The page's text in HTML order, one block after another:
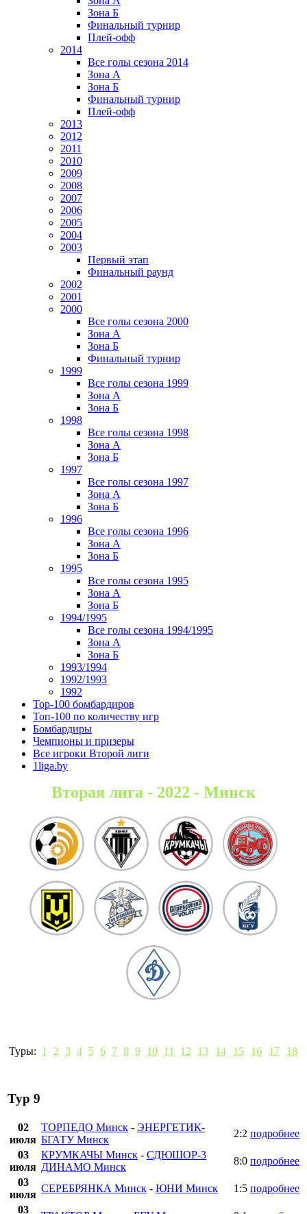
Зона Б
Финальный турнир
Плей-офф
2014
Все голы сезона 2014
Зона А
Зона Б
Финальный турнир
Плей-офф
2013
2012
2011
2010
2009
2008
2007
2006
2005
2004
2003
Первый этап
Финальный раунд
2002
2001
2000
Все голы сезона 2000
Зона А
Зона Б
Финальный турнир
1999
Все голы сезона 1999
Зона А
Зона Б
1998
Все голы сезона 1998
Зона А
Зона Б
1997
Все голы сезона 1997
Зона А
Зона Б
1996
Все голы сезона 1996
Зона А
Зона Б
1995
Все голы сезона 1995
Зона А
Зона Б
1994/1995
Все голы сезона 1994/1995
Зона А
Зона Б
1993/1994
1992/1993
1992
Top-100 бомбардиров
Топ-100 по количеству игр
Бомбардиры
Чемпионы и призеры
Все игроки Второй лиги
1liga.by
Вторая лига - 2022 - Минск
Туры: 1 2 3 4 5 6 7 8 9 10 11 12 13 14 15 16 17 18
Тур 9
02
июля
ТОРПЕДО Минск - ЭНЕРГЕТИК-
БГАТУ Минск
2:2 подробнее
03
июля
КРУМКАЧЫ Минск - СДЮШОР-3
ДИНАМО Минск
8:0 подробнее
03
июля
СЕРЕБРЯНКА Минск - ЮНИ Минск 1:5 подробнее
03